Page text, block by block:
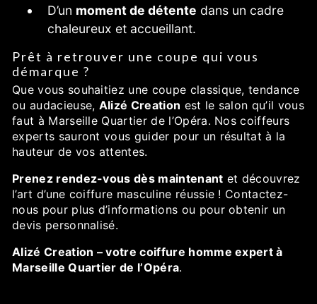
D’un moment de détente dans un cadre
chaleureux et accueillant.
Prêt à retrouver une coupe qui vous
démarque ?
Que vous souhaitiez une coupe classique, tendance
ou audacieuse, Alizé Creation est le salon qu’il vous
faut à Marseille Quartier de l’Opéra. Nos coiffeurs
experts sauront vous guider pour un résultat à la
hauteur de vos attentes.
Prenez rendez-vous dès maintenant et découvrez
l’art d’une coiffure masculine réussie ! Contactez-
nous pour plus d’informations ou pour obtenir un
devis personnalisé.
Alizé Creation – votre coiffure homme expert à
Marseille Quartier de l’Opéra.